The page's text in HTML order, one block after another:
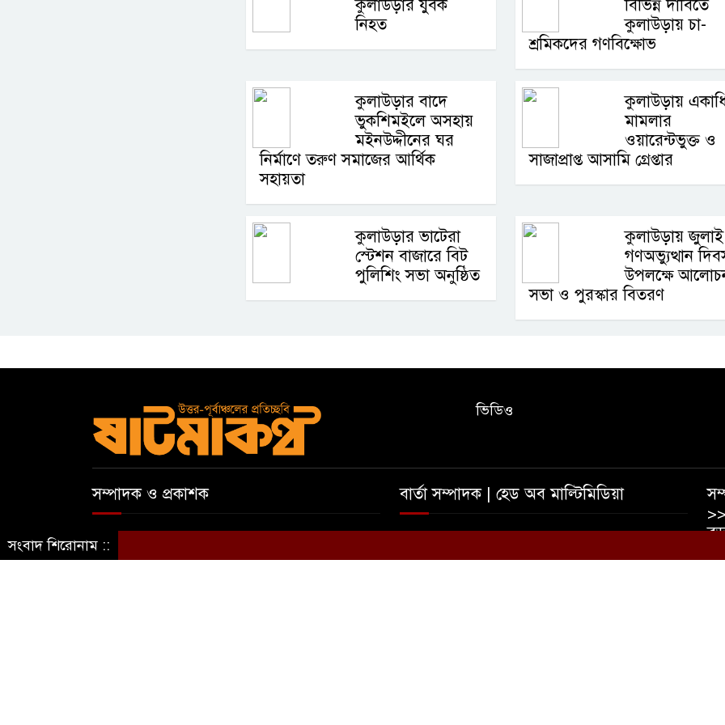
কুলাউড়ার যুবক
নিহত
বিভিন্ন দাবিতে
কুলাউড়ায় চা-
শ্রমিকদের গণবিক্ষোভ
কুলাউড়ার বাদে
ভুকশিমইলে অসহায়
মইনউদ্দীনের ঘর
নির্মাণে তরুণ সমাজের আর্থিক
সহায়তা
কুলাউড়ায়
মামলার
ওয়ারেন্টভুক্ত ও
সাজাপ্রাপ্ত আসামি গ্রেপ্তার
কুলাউড়ার ভাটেরা
স্টেশন বাজারে বিট
পুলিশিং সভা অনুষ্ঠিত
কুলাউড়ায় জুলাই
গণঅভ্যুত্থান
উপলক্ষে
সভা ও পুরস্কার বিতরণ
ভিডিও
সম্পাদক ও প্রকাশক
আবুল কাসেম
বার্তা সম্পাদক | হেড অব মাল্টিমিডিয়া
সংবাদ শিরোনাম ::